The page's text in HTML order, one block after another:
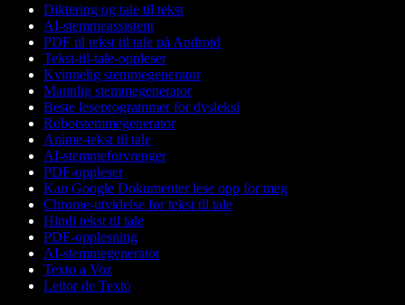
Diktering og tale til tekst
AI-stemmeassistent
PDF til tekst til tale på Android
Tekst-til-tale-oppleser
Kvinnelig stemmegenerator
Mannlig stemmegenerator
Beste leseprogrammer for dysleksi
Robotstemmegenerator
Anime-tekst til tale
AI-stemmeforvrenger
PDF-oppleser
Kan Google Dokumenter lese opp for meg
Chrome-utvidelse for tekst til tale
Hindi tekst til tale
PDF-opplesning
AI-stemmegenerator
Texto a Voz
Leitor de Texto